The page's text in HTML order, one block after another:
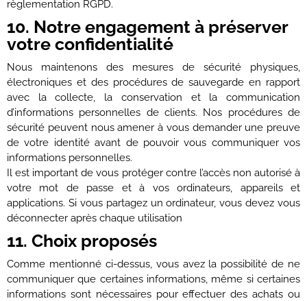
règlementation RGPD.
10. Notre engagement à préserver
votre confidentialité
Nous maintenons des mesures de sécurité physiques,
électroniques et des procédures de sauvegarde en rapport
avec la collecte, la conservation et la communication
d’informations personnelles de clients. Nos procédures de
sécurité peuvent nous amener à vous demander une preuve
de votre identité avant de pouvoir vous communiquer vos
informations personnelles.
Il est important de vous protéger contre l’accès non autorisé à
votre mot de passe et à vos ordinateurs, appareils et
applications. Si vous partagez un ordinateur, vous devez vous
déconnecter après chaque utilisation
11. Choix proposés
Comme mentionné ci-dessus, vous avez la possibilité de ne
communiquer que certaines informations, même si certaines
informations sont nécessaires pour effectuer des achats ou